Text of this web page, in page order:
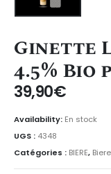
Ginette
4.5%
39,90€
Availability: En stock
UGS : 4348
Catégories : BIERE,